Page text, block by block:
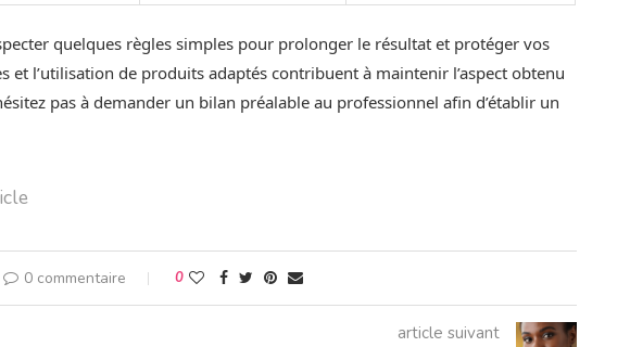
quelques règles simples pour prolonger le résultat et protéger vos
et l’utilisation de produits adaptés contribuent à maintenir l’aspect obtenu
pas à demander un bilan préalable au professionnel afin d’établir un
0 commentaire 0
article suivant